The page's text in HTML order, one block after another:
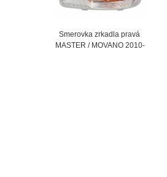
Smerovka zrkadla pravá
MASTER / MOVANO 2010-